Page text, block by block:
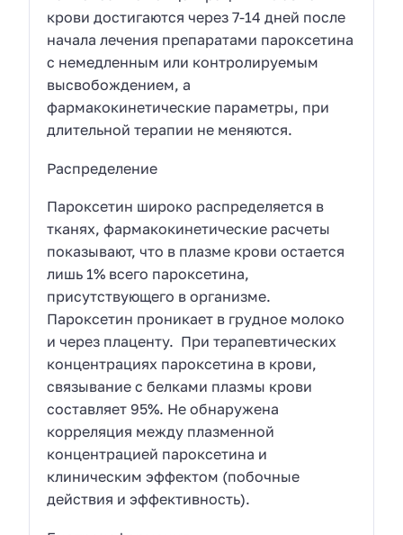
крови достигаются через 7-14 дней после
начала лечения препаратами пароксетина
с немедленным или контролируемым
высвобождением, а
фармакокинетические параметры, при
длительной терапии не меняются.
Распределение
Пароксетин широко распределяется в
тканях, фармакокинетические расчеты
показывают, что в плазме крови остается
лишь 1% всего пароксетина,
присутствующего в организме.
Пароксетин проникает в грудное молоко
и через плаценту. При терапевтических
концентрациях пароксетина в крови,
связывание с белками плазмы крови
составляет 95%. Не обнаружена
корреляция между плазменной
концентрацией пароксетина и
клиническим эффектом (побочные
действия и эффективность).